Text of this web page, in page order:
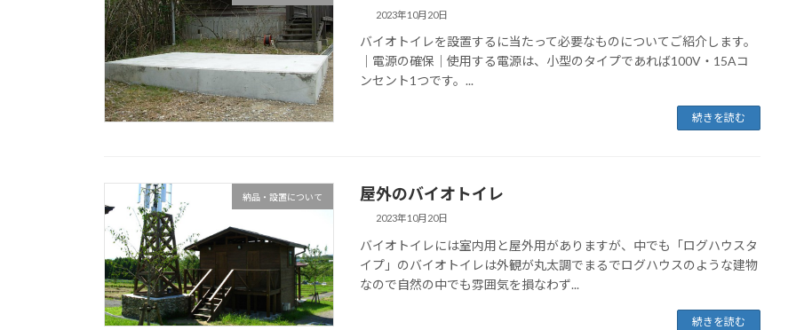
2023年10月20日
バイオトイレを設置するに当たって必要なものについてご紹介します。
｜電源の確保｜使用する電源は、小型のタイプであれば100V・15Aコ
ンセント1つです。...
続きを読む
納品・設置について 屋外のバイオトイレ
2023年10月20日
バイオトイレには室内用と屋外用がありますが、中でも「ログハウスタ
イプ」のバイオトイレは外観が丸太調でまるでログハウスのような建物
なので自然の中でも雰囲気を損なわず...
続きを読む